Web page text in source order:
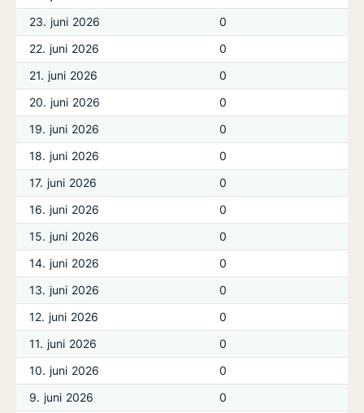
23. juni 2026
0
22. juni 2026
0
21. juni 2026
0
20. juni 2026
0
19. juni 2026
0
18. juni 2026
0
17. juni 2026
0
16. juni 2026
0
15. juni 2026
0
14. juni 2026
0
13. juni 2026
0
12. juni 2026
0
11. juni 2026
0
10. juni 2026
0
9. juni 2026
0